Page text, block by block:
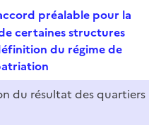
préalable pour la
certaines structures
du régime de
du résultat des quartiers